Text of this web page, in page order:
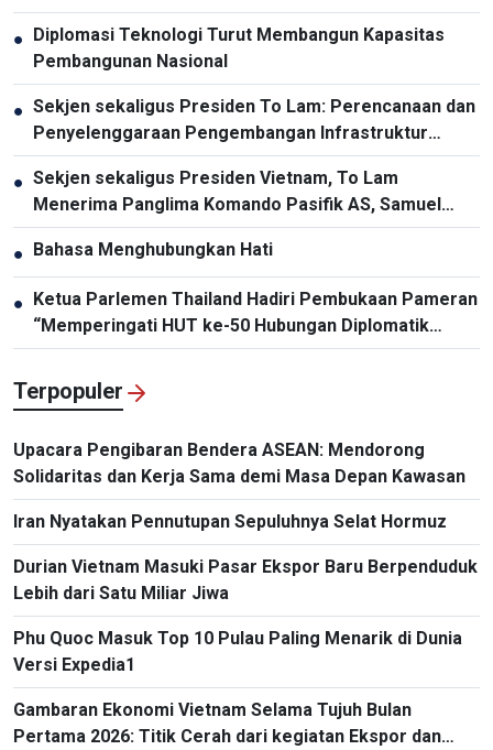
● Diplomasi Teknologi Turut Membangun Kapasitas
Pembangunan Nasional
● Sekjen sekaligus Presiden To Lam: Perencanaan dan
Penyelenggaraan Pengembangan Infrastruktur
Harus Diperbarui
● Sekjen sekaligus Presiden Vietnam, To Lam
Menerima Panglima Komando Pasifik AS, Samuel
Paparo
● Bahasa Menghubungkan Hati
● Ketua Parlemen Thailand Hadiri Pembukaan Pameran
“Memperingati HUT ke-50 Hubungan Diplomatik
Vietnam-Thailand”
Terpopuler
Upacara Pengibaran Bendera ASEAN: Mendorong
Solidaritas dan Kerja Sama demi Masa Depan Kawasan
Iran Nyatakan Pennutupan Sepuluhnya Selat Hormuz
Durian Vietnam Masuki Pasar Ekspor Baru Berpenduduk
Lebih dari Satu Miliar Jiwa
Phu Quoc Masuk Top 10 Pulau Paling Menarik di Dunia
Versi Expedia1
Gambaran Ekonomi Vietnam Selama Tujuh Bulan
Pertama 2026: Titik Cerah dari kegiatan Ekspor dan